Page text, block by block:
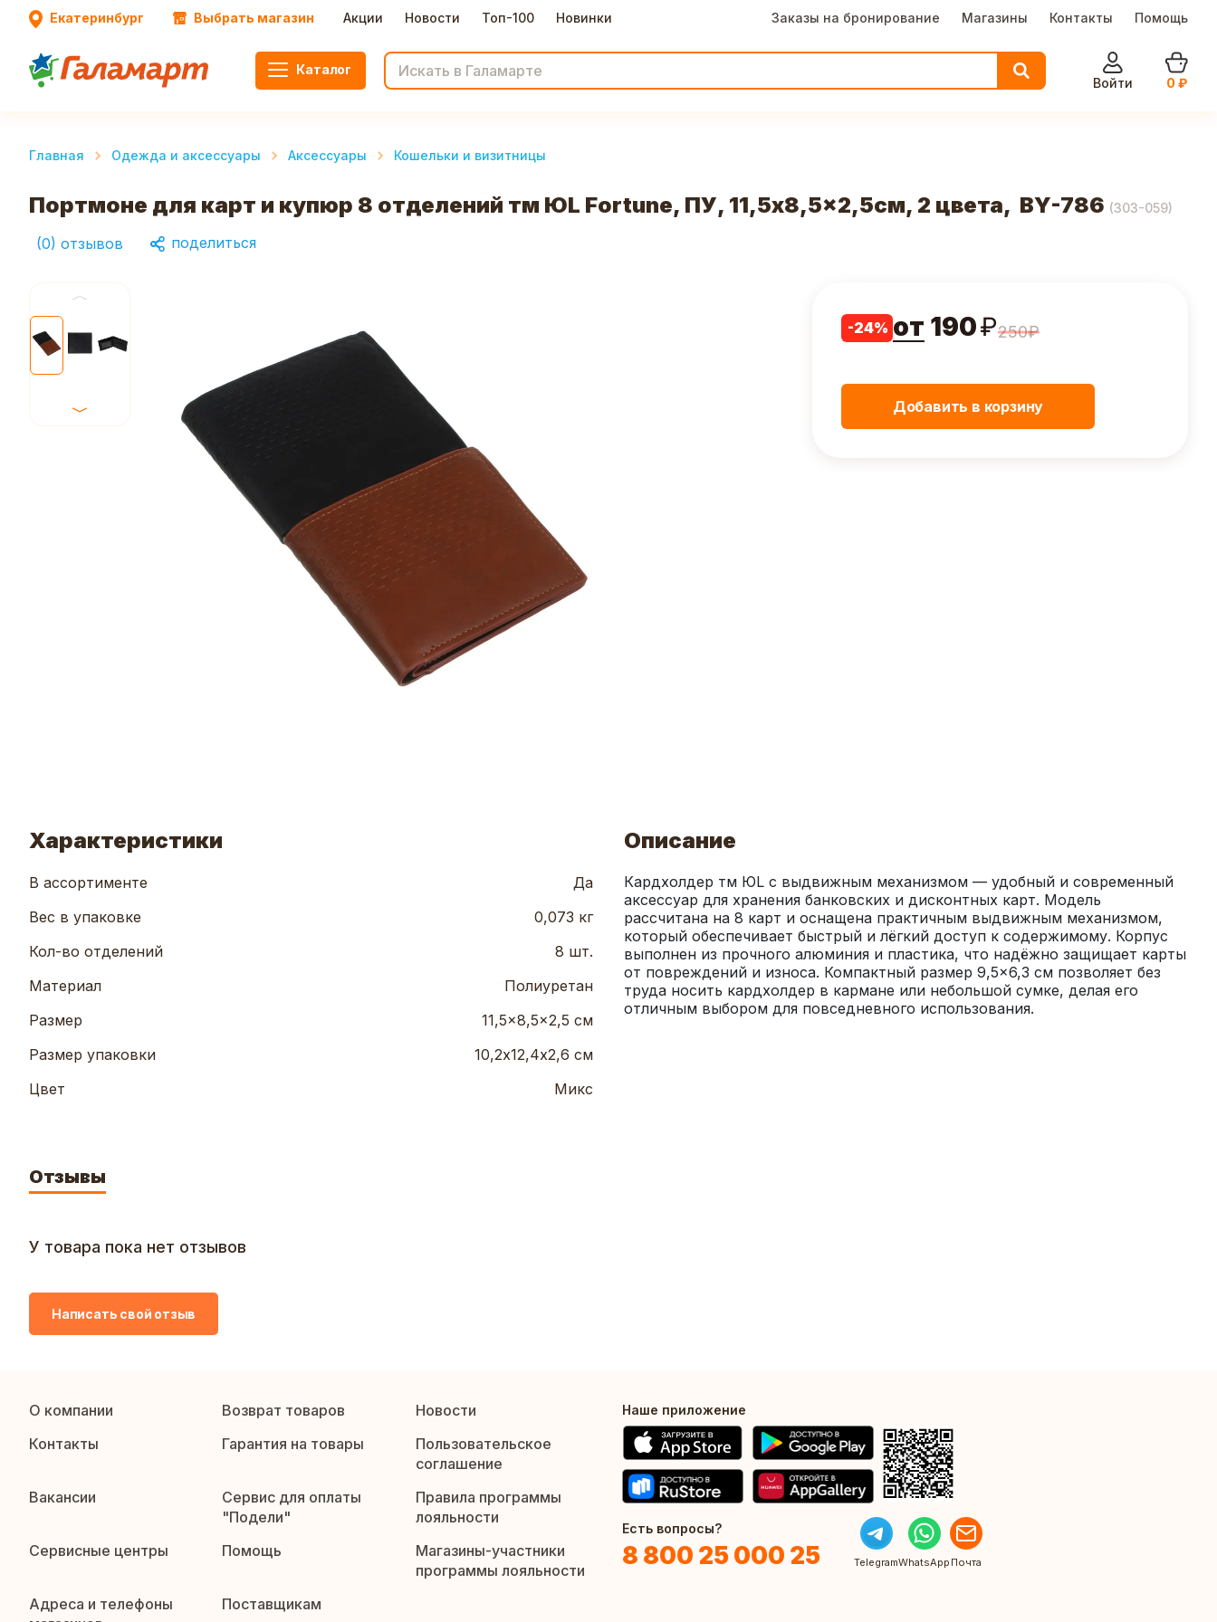
Екатеринбург Выбрать магазин Акции Новости Топ-100 Новинки Заказы на бронирование Магазины Контакты Помощь
Каталог
Войти
0 ₽
Главная Одежда и аксессуары Аксессуары Кошельки и визитницы
Портмоне для карт и купюр 8 отделений тм ЮL Fortune, ПУ, 11,5x8,5x2,5см, 2 цвета, BY-786 (303-059)
(0) отзывов поделиться
-24% от 190₽250₽
Добавить в корзину
Характеристики
В ассортименте
Да
Вес в упаковке
0,073 кг
Кол-во отделений
8 шт.
Материал
Полиуретан
Размер
11,5x8,5x2,5 см
Размер упаковки
10,2х12,4х2,6 см
Цвет
Микс
Описание
Кардхолдер тм ЮL с выдвижным механизмом — удобный и современный
аксессуар для хранения банковских и дисконтных карт. Модель
рассчитана на 8 карт и оснащена практичным выдвижным механизмом,
который обеспечивает быстрый и лёгкий доступ к содержимому. Корпус
выполнен из прочного алюминия и пластика, что надёжно защищает карты
от повреждений и износа. Компактный размер 9,5×6,3 см позволяет без
труда носить кардхолдер в кармане или небольшой сумке, делая его
отличным выбором для повседневного использования.
Отзывы
У товара пока нет отзывов
Написать свой отзыв
О компании Возврат товаров
Новости
Контакты
Гарантия на товары
Пользовательское
соглашение
Вакансии
Сервис для оплаты
"Подели"
Правила программы
лояльности
Сервисные центры
Помощь
Магазины-участники
программы лояльности
Адреса и телефоны
Поставщикам
Наше приложение
Есть вопросы?
8 800 25 000 25 TelegramWhatsApp Почта